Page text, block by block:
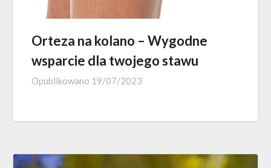
Orteza na kolano – Wygodne
wsparcie dla twojego stawu
Opublikowano 19/07/2023